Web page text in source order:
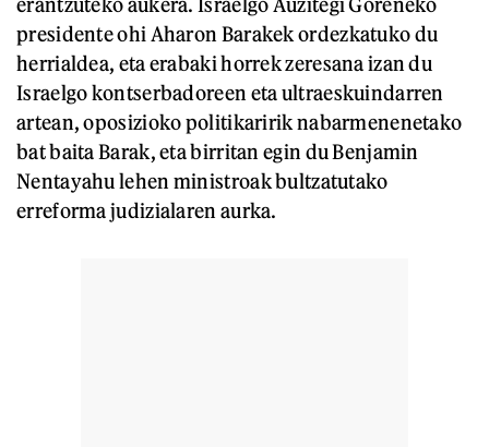
presidente ohi Aharon Barakek ordezkatuko du
herrialdea, eta erabaki horrek zeresana izan du
Israelgo kontserbadoreen eta ultraeskuindarren
artean, oposizioko politikaririk nabarmenenetako
bat baita Barak, eta birritan egin du Benjamin
Nentayahu lehen ministroak bultzatutako
erreforma judizialaren aurka.